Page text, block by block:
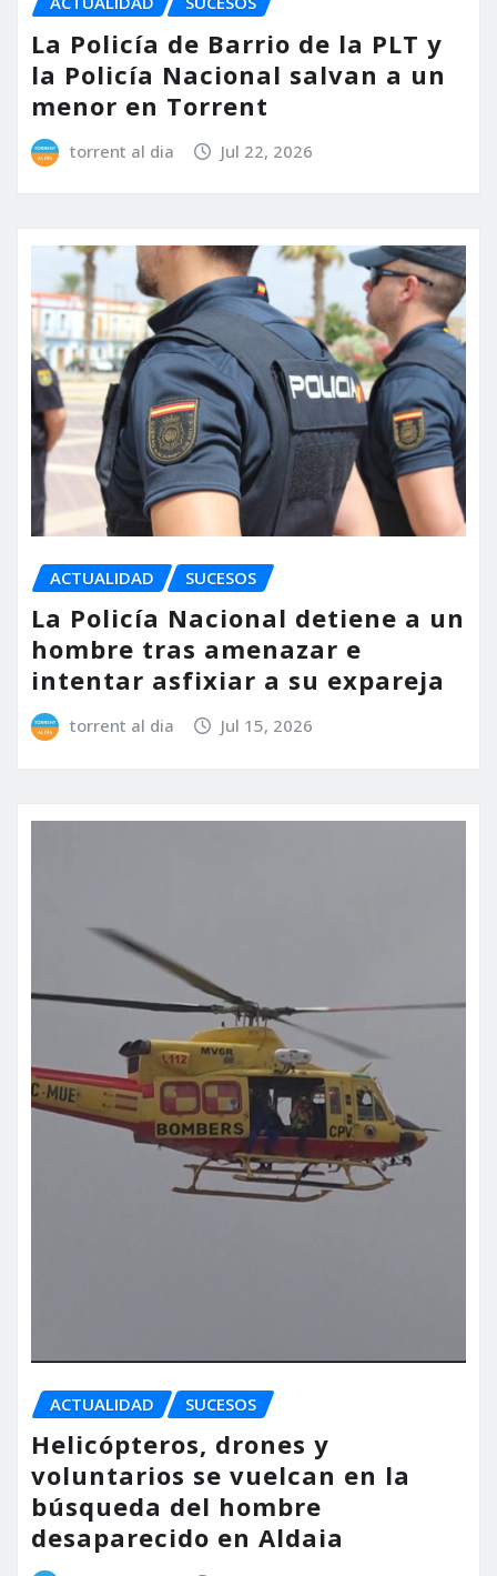
La Policía de Barrio de la PLT y
la Policía Nacional salvan a un
menor en Torrent
torrent al dia Jul 22, 2026
ACTUALIDAD SUCESOS
La Policía Nacional detiene a un
hombre tras amenazar e
intentar asfixiar a su expareja
torrent al dia Jul 15, 2026
ACTUALIDAD SUCESOS
Helicópteros, drones y
voluntarios se vuelcan en la
búsqueda del hombre
desaparecido en Aldaia